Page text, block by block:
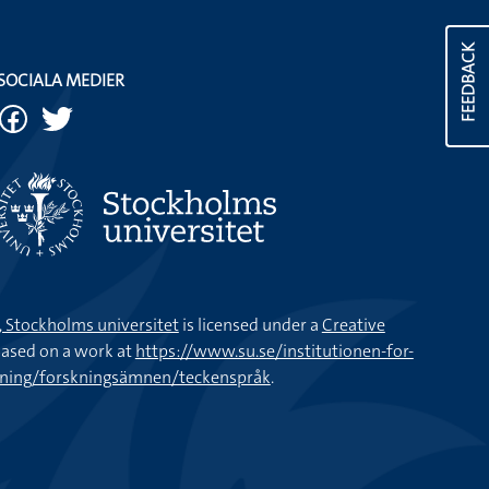
FEEDBACK
MEDIER
universitetis licensed under aCreative
on a work athttps://www.su.se/institutionen-for-
forskningsämnen/teckenspråk.